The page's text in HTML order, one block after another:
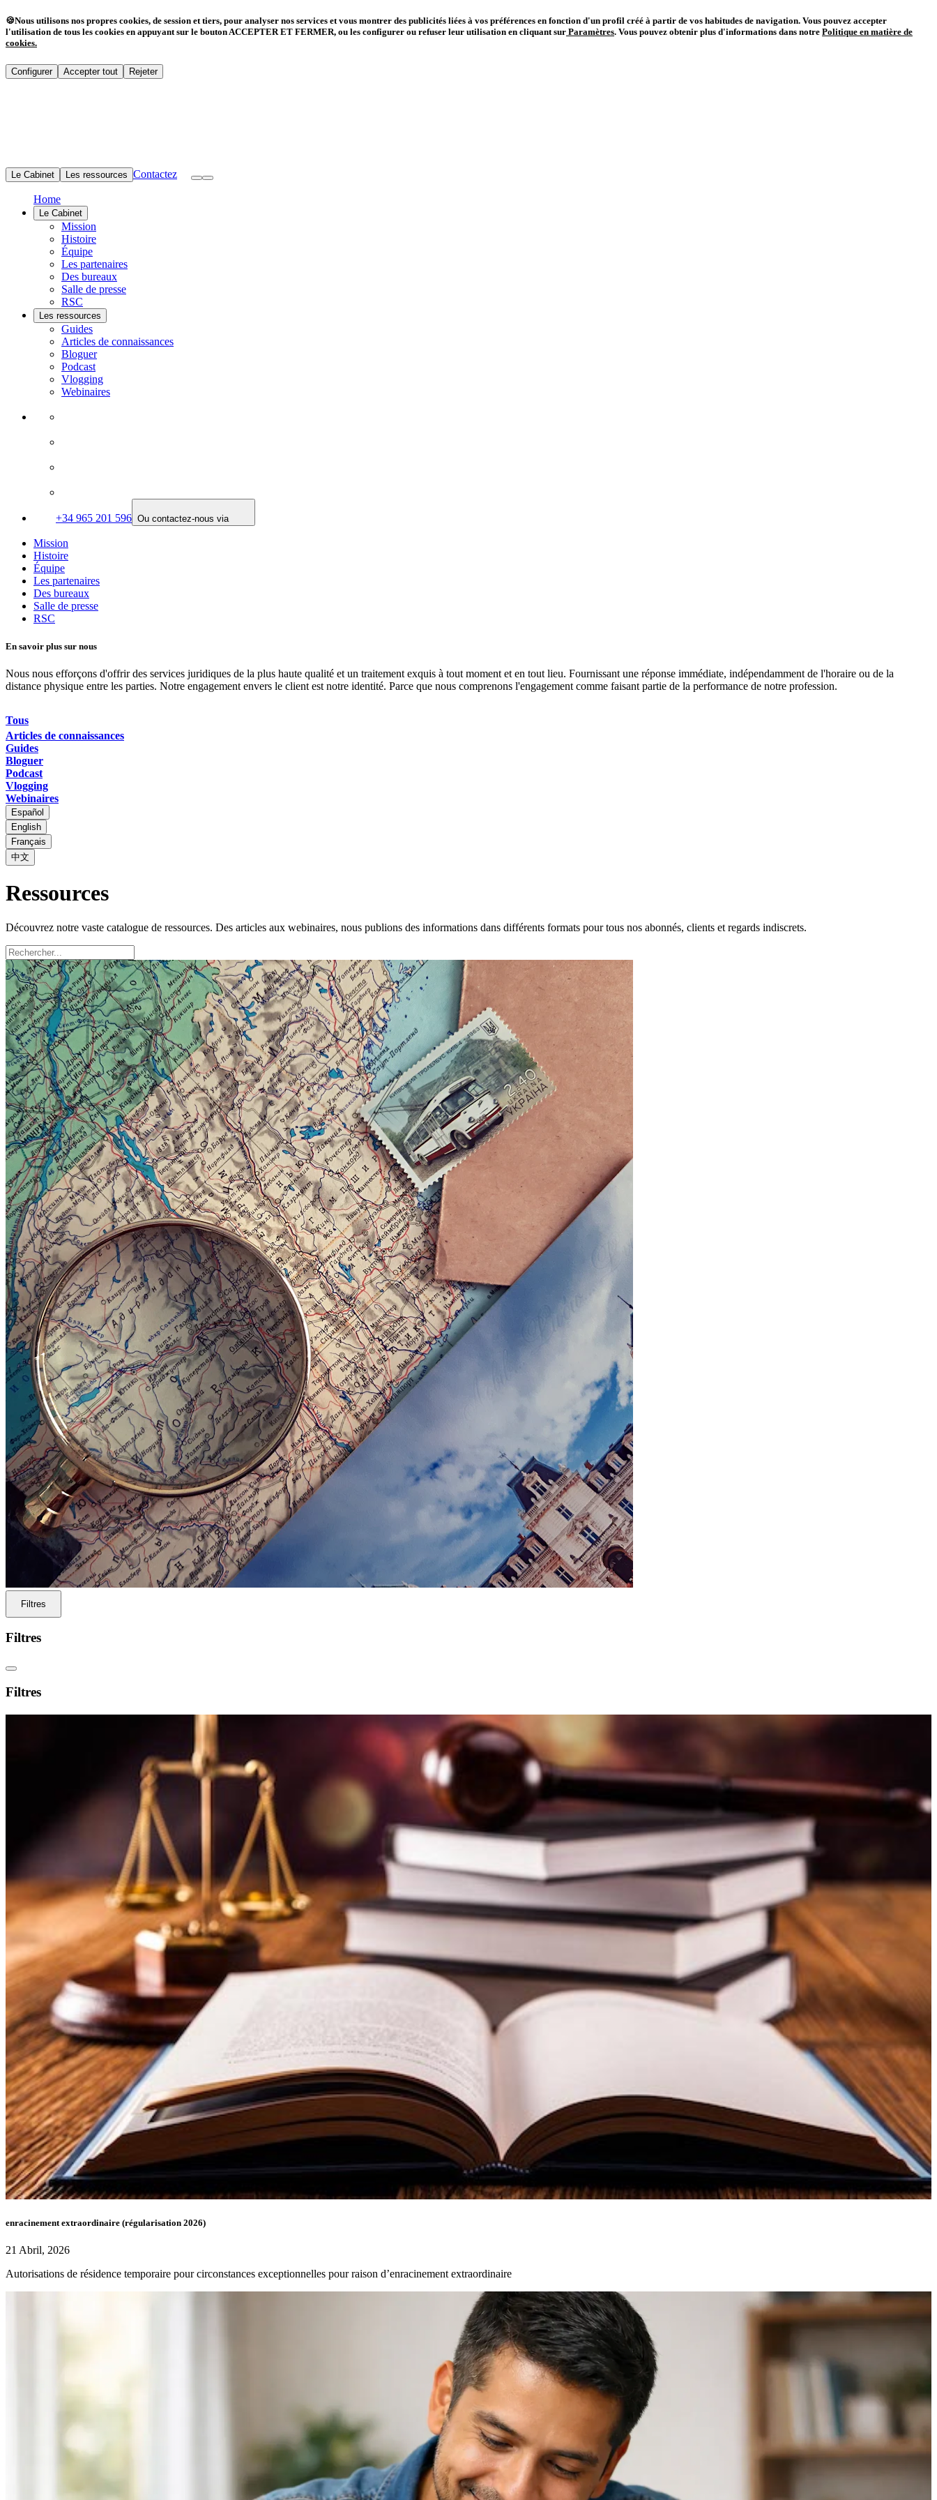
🍪Nous utilisons nos propres cookies, de session et tiers, pour analyser nos services et vous montrer des publicités liées à vos préférences en fonction d'un profil créé à partir de vos habitudes de navigation. Vous pouvez accepter
l'utilisation de tous les cookies en appuyant sur le bouton ACCEPTER ET FERMER, ou les configurer ou refuser leur utilisation en cliquant sur Paramètres. Vous pouvez obtenir plus d'informations dans notre Politique en matière de
cookies.
Configurer Accepter tout Rejeter
Le Cabinet Les ressources Contactez
Home
Le Cabinet
Mission
Histoire
Équipe
Les partenaires
Des bureaux
Salle de presse
RSC
Les ressources
Guides
Articles de connaissances
Bloguer
Podcast
Vlogging
Webinaires
+34 965 201 596 Ou contactez-nous via
Mission
Histoire
Équipe
Les partenaires
Des bureaux
Salle de presse
RSC
En savoir plus sur nous
Nous nous efforçons d'offrir des services juridiques de la plus haute qualité et un traitement exquis à tout moment et en tout lieu. Fournissant une réponse immédiate, indépendamment de l'horaire ou de la
distance physique entre les parties. Notre engagement envers le client est notre identité. Parce que nous comprenons l'engagement comme faisant partie de la performance de notre profession.
Tous
Articles de connaissances
Guides
Bloguer
Podcast
Vlogging
Webinaires
Español
English
Français
中文
Ressources
Découvrez notre vaste catalogue de ressources. Des articles aux webinaires, nous publions des informations dans différents formats pour tous nos abonnés, clients et regards indiscrets.
Filtres
Filtres
Filtres
enracinement extraordinaire (régularisation 2026)
21 Abril, 2026
Autorisations de résidence temporaire pour circonstances exceptionnelles pour raison d’enracinement extraordinaire